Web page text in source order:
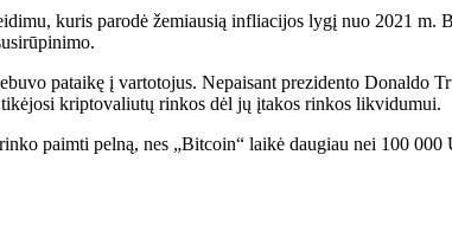
kuris parodė žemiausią infliacijos lygį nuo 2021
pataikę į vartotojus. Nepaisant prezidento Donaldo
kriptovaliutų rinkos dėl jų įtakos rinkos likvidumui.
paimti pelną, nes „Bitcoin“ laikė daugiau nei 100